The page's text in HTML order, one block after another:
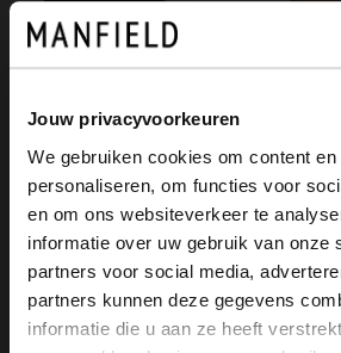
Jouw privacyvoorkeuren
We gebruiken cookies om content
personaliseren, om functies voor
en om ons websiteverkeer te
informatie over uw gebruik van onze
partners voor social media,
partners kunnen deze gegevens
informatie die u aan ze heeft
Manfield
110.00
55.00
Manfield
55.00
View this website in
It looks like your language isn't
you like to switch to English?